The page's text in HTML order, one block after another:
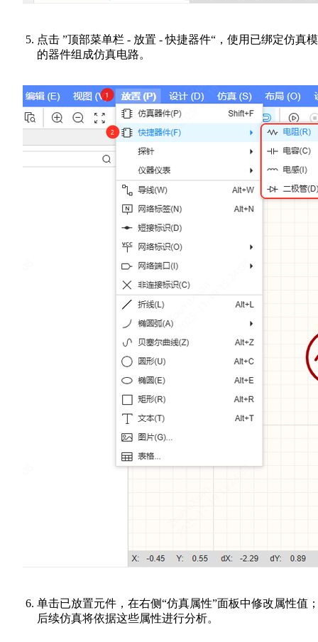
点击 ”顶部菜单栏 - 放置 - 快捷器件“，使用已绑定仿真
的器件组成仿真电路。
单击已放置元件，在右侧“仿真属性”面板中修改属性值
后续仿真将依据这些属性进行分析。